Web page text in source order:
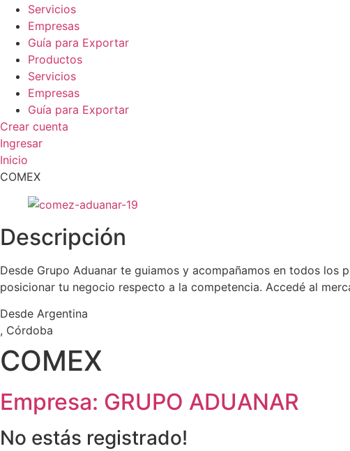
Servicios
Empresas
Guía para Exportar
Productos
Servicios
Empresas
Guía para Exportar
Crear cuenta
Ingresar
Inicio
COMEX
Descripción
Desde Grupo Aduanar te guiamos y acompañamos en todos
posicionar tu negocio respecto a la competencia. Accedé al
Desde Argentina
, Córdoba
COMEX
Empresa: GRUPO ADUANAR
No estás registrado!